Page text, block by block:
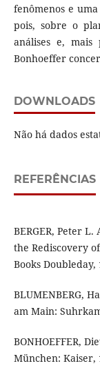
fenômenos e
pois, sobre o
análises e, mais
Bonhoeffer
DOWNLOADS
Não há dados
REFERÊNCIAS
BERGER, Peter
the Rediscovery
Books Doubleday,
BLUMENBERG,
am Main:
BONHOEFFER,
München: Kaiser,